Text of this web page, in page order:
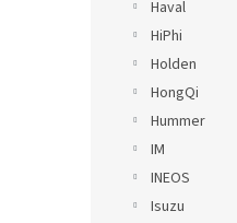
Haval
HiPhi
Holden
HongQi
Hummer
IM
INEOS
Isuzu